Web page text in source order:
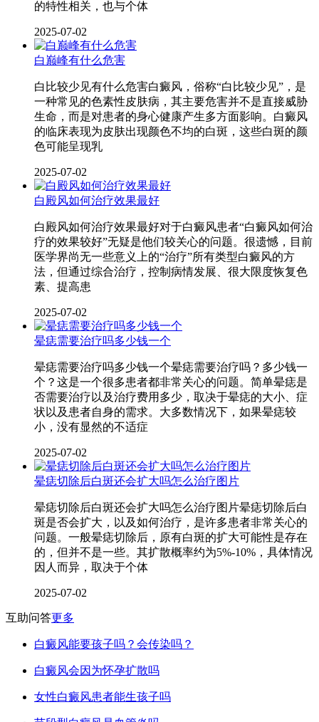
的特性相关，也与个体
2025-07-02
白巅峰有什么危害
白比较少见有什么危害白癜风，俗称“白比较少见”，是
一种常见的色素性皮肤病，其主要危害并不是直接威胁
生命，而是对患者的身心健康产生多方面影响。白癜风
的临床表现为皮肤出现颜色不均的白斑，这些白斑的颜
色可能呈现乳
2025-07-02
白殿风如何治疗效果最好
白殿风如何治疗效果最好对于白癜风患者“白癜风如何治
疗的效果较好”无疑是他们较关心的问题。很遗憾，目前
医学界尚无一些意义上的“治疗”所有类型白癜风的方
法，但通过综合治疗，控制病情发展、很大限度恢复色
素、提高患
2025-07-02
晕痣需要治疗吗多少钱一个
晕痣需要治疗吗多少钱一个晕痣需要治疗吗？多少钱一
个？这是一个很多患者都非常关心的问题。简单晕痣是
否需要治疗以及治疗费用多少，取决于晕痣的大小、症
状以及患者自身的需求。大多数情况下，如果晕痣较
小，没有显然的不适症
2025-07-02
晕痣切除后白斑还会扩大吗怎么治疗图片
晕痣切除后白斑还会扩大吗怎么治疗图片晕痣切除后白
斑是否会扩大，以及如何治疗，是许多患者非常关心的
问题。一般晕痣切除后，原有白斑的扩大可能性是存在
的，但并不是一些。其扩散概率约为5%-10%，具体情况
因人而异，取决于个体
2025-07-02
互助问答更多
白癜风能要孩子吗？会传染吗？
白癜风会因为怀孕扩散吗
女性白癜风患者能生孩子吗